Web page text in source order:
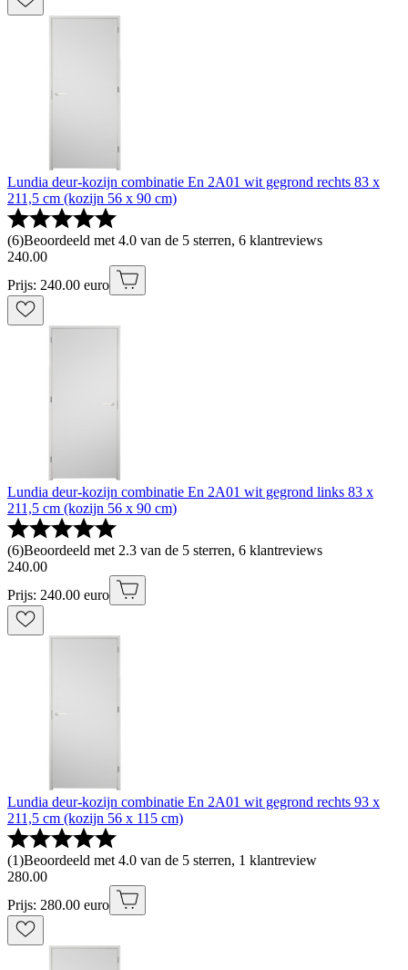
Lundia deur-kozijn combinatie En 2A01 wit gegrond rechts 83 x
211,5 cm (kozijn 56 x 90 cm)
(6)Beoordeeld met 4.0 van de 5 sterren, 6 klantreviews
240.00
Prijs: 240.00 euro
Lundia deur-kozijn combinatie En 2A01 wit gegrond links 83 x
211,5 cm (kozijn 56 x 90 cm)
(6)Beoordeeld met 2.3 van de 5 sterren, 6 klantreviews
240.00
Prijs: 240.00 euro
Lundia deur-kozijn combinatie En 2A01 wit gegrond rechts 93 x
211,5 cm (kozijn 56 x 115 cm)
(1)Beoordeeld met 4.0 van de 5 sterren, 1 klantreview
280.00
Prijs: 280.00 euro